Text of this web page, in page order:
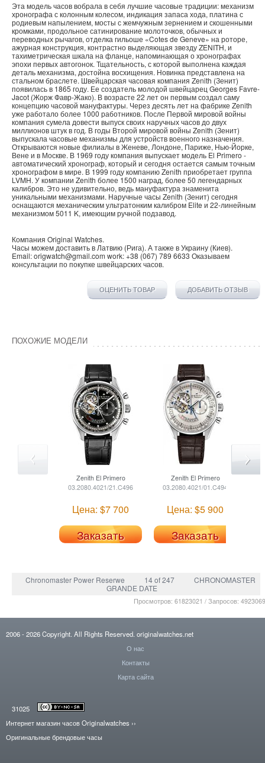
Эта модель часов вобрала в себя лучшие часовые традиции: механизм
хронографа с колонным колесом, индикация запаса хода, платина с
родиевым напылением, мосты с жемчужным зернением и скошенными
кромками, продольное сатинирование молоточков, обычных и
переводных рычагов, отделка гильоше «Cotes de Geneve» на роторе,
ажурная конструкция, контрастно выделяющая звезду ZENITH, и
тахиметрическая шкала на фланце, напоминающая о хронографах
эпохи первых автогонок. Тщательность, с которой выполнена каждая
деталь механизма, достойна восхищения. Новинка представлена на
стальном браслете. Швейцарская часовая компания Zenith (Зенит)
появилась в 1865 году. Ее создатель молодой швейцарец Georges Favre-
Jacot (Жорж Фавр-Жако). В возрасте 22 лет он первым создал саму
концепцию часовой мануфактуры. Через десять лет на фабрике Zenith
уже работало более 1000 работников. После Первой мировой войны
компания сумела довести выпуск своих наручных часов до двух
миллионов штук в год. В годы Второй мировой войны Zenith (Зенит)
выпускала часовые механизмы для устройств военного назначения.
Открываются новые филиалы в Женеве, Лондоне, Париже, Нью-Йорке,
Вене и в Москве. В 1969 году компания выпускает модель El Primero -
автоматический хронограф, который и сегодня остается самым точным
хронографом в мире. В 1999 году компанию Zenith приобретает группа
LVMH. У компании Zenith более 1500 наград, более 50 легендарных
калибров. Это не удивительно, ведь мануфактура знаменита
уникальными механизмами. Наручные часы Zenith (Зенит) сегодня
оснащаются механическим ультратонким калибром Elite и 22-линейным
механизмом 5011 K, имеющим ручной подзавод.
Компания Original Watches.
Часы можем доставить в Латвию (Рига). А также вУкраину (Киев).
Email:origwatch@gmail.com work:+38 (067) 789 6633 Оказываем
консультации по покупке швейцарских часов.
ОЦЕНИТЬ ТОВАР ДОБАВИТЬ ОТЗЫВ
ПОХОЖИЕ МОДЕЛИ
ZenithEl Primero
03.2080.4021/21.C496
Цена: $7 700
Заказать
ZenithEl Primero
03.2080.4021/01.C494
Цена: $5 900
Заказать
Chronomaster Power Reserwe 14 of 247
CHRONOMASTER
GRANDE DATE
Просмотров: 61823021 / Запросов:
2006- 2026Copyright. All Rights Reserved. originalwatches.net
О нас
Контакты
Карта сайта
31025
Интернет магазин часов Originalwatches ››
Оригинальные брендовые часы